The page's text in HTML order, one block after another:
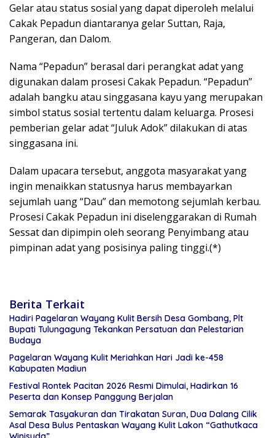
Gelar atau status sosial yang dapat diperoleh melalui
Cakak Pepadun diantaranya gelar Suttan, Raja,
Pangeran, dan Dalom.
Nama “Pepadun” berasal dari perangkat adat yang
digunakan dalam prosesi Cakak Pepadun. “Pepadun”
adalah bangku atau singgasana kayu yang merupakan
simbol status sosial tertentu dalam keluarga. Prosesi
pemberian gelar adat “Juluk Adok” dilakukan di atas
singgasana ini.
Dalam upacara tersebut, anggota masyarakat yang
ingin menaikkan statusnya harus membayarkan
sejumlah uang “Dau” dan memotong sejumlah kerbau.
Prosesi Cakak Pepadun ini diselenggarakan di Rumah
Sessat dan dipimpin oleh seorang Penyimbang atau
pimpinan adat yang posisinya paling tinggi.(*)
Berita Terkait
Hadiri Pagelaran Wayang Kulit Bersih Desa Gombang, Plt
Bupati Tulungagung Tekankan Persatuan dan Pelestarian
Budaya
Pagelaran Wayang Kulit Meriahkan Hari Jadi ke-458
Kabupaten Madiun
Festival Rontek Pacitan 2026 Resmi Dimulai, Hadirkan 16
Peserta dan Konsep Panggung Berjalan
Semarak Tasyakuran dan Tirakatan Suran, Dua Dalang Cilik
Asal Desa Bulus Pentaskan Wayang Kulit Lakon “Gathutkaca